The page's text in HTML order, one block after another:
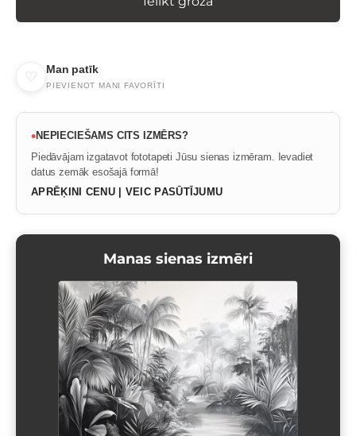
♡ Man patīk
PIEVIENOT MANI FAVORĪTI
•NEPIECIEŠAMS CITS IZMĒRS?
Piedāvājam izgatavot fototapeti Jūsu sienas izmēram. Ievadiet
datus zemāk esošajā formā!
APRĒĶINI CENU | VEIC PASŪTĪJUMU
Manas sienas izmēri